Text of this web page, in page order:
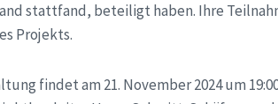
stattfand, beteiligt haben. Ihre
Projekts.
findet am 21. November 2024 um